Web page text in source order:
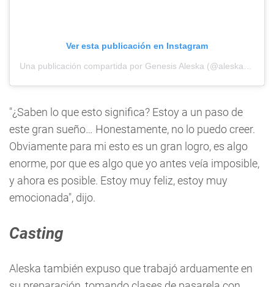
Ver esta publicación en Instagram
Una publicación compartida por Genesis Aleska (@aleskagenesis)
"¿Saben lo que esto significa? Estoy a un paso de
este gran sueño… Honestamente, no lo puedo creer.
Obviamente para mi esto es un gran logro, es algo
enorme, por que es algo que yo antes veía imposible,
y ahora es posible. Estoy muy feliz, estoy muy
emocionada", dijo.
Casting
Aleska también expuso que trabajó arduamente en